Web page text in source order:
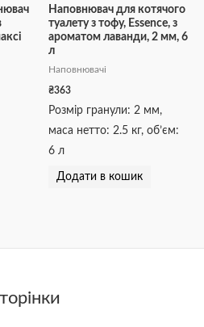
Наповнювач для котячого
туалету з тофу, Essence, з
ароматом лаванди, 2 мм, 6
л
Наповнювачі
₴363
Розмір гранули: 2 мм,
маса нетто: 2.5 кг, об’єм:
6 л
Додати в кошик